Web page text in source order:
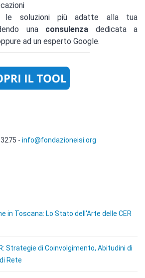
le soluzioni più adatte alla tua
una consulenza dedicata a
ad un esperto Google.
- info@fondazioneisi.org
in Toscana: Lo Stato dell'Arte delle CER
Strategie di Coinvolgimento, Abitudini di
Rete